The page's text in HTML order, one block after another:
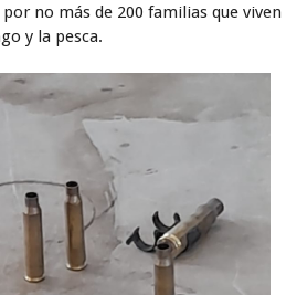
no más de 200 familias que viven
y la pesca.